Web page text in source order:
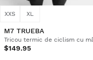
XXS XL
M7 TRUEBA
$149.95